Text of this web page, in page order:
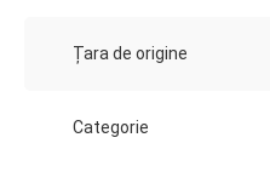
Țara de origine
Categorie